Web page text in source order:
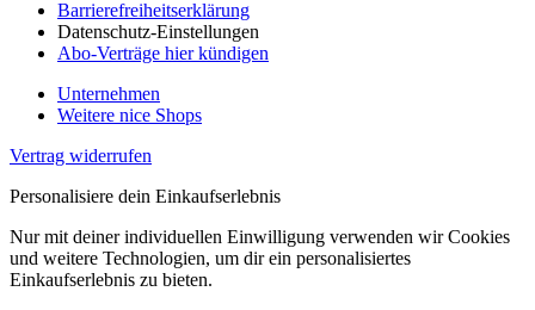
Barrierefreiheitserklärung
Datenschutz-Einstellungen
Abo-Verträge hier kündigen
Unternehmen
Weitere nice Shops
Vertrag widerrufen
Personalisiere dein Einkaufserlebnis
Nur mit deiner individuellen Einwilligung verwenden wir Cookies
und weitere Technologien, um dir ein personalisiertes
Einkaufserlebnis zu bieten.